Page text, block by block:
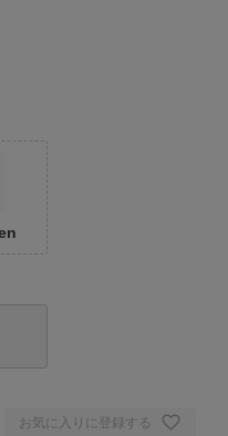
お気に入りに登録する